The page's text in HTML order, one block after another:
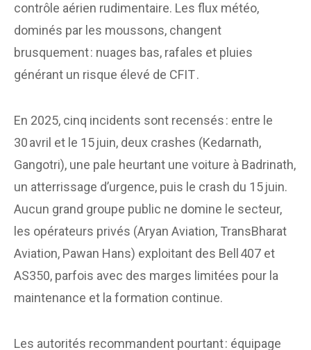
contrôle aérien rudimentaire. Les flux météo,
dominés par les moussons, changent
brusquement : nuages bas, rafales et pluies
générant un risque élevé de CFIT .
En 2025, cinq incidents sont recensés : entre le
30 avril et le 15 juin, deux crashes (Kedarnath,
Gangotri), une pale heurtant une voiture à Badrinath,
un atterrissage d’urgence, puis le crash du 15 juin.
Aucun grand groupe public ne domine le secteur,
les opérateurs privés (Aryan Aviation, TransBharat
Aviation, Pawan Hans) exploitant des Bell 407 et
AS350, parfois avec des marges limitées pour la
maintenance et la formation continue.
Les autorités recommandent pourtant : équipage